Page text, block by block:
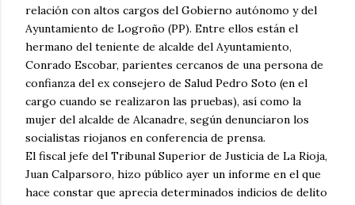
relación con altos cargos del Gobierno autónomo y del
Ayuntamiento de Logroño (PP). Entre ellos están el
hermano del teniente de alcalde del Ayuntamiento,
Conrado Escobar, parientes cercanos de una persona de
confianza del ex consejero de Salud Pedro Soto (en el
cargo cuando se realizaron las pruebas), así como la
mujer del alcalde de Alcanadre, según denunciaron los
socialistas riojanos en conferencia de prensa.
El fiscal jefe del Tribunal Superior de Justicia de La Rioja,
Juan Calparsoro, hizo público ayer un informe en el que
hace constar que aprecia determinados indicios de delito